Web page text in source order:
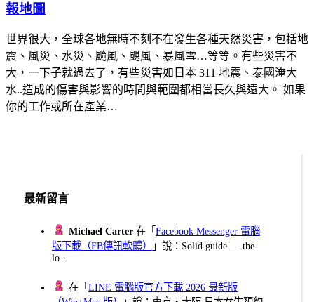
報地圖
世界很大，全球各地無時不刻不在發生各種天然災害，包括地
震、風災、水災、颱風、颶風、暴風雪…等等。有些災害不
大，一下子就過去了，有些災害如日本 311 地震、泰國淹大
水..造成的傷害與影響的時間與範圍都相當長久與遠大。 如果
你的工作或所在產業…
最新留言
Michael Carter 在「Facebook Messenger 電腦
版下載（FB傳訊軟體）
」說：Solid guide — the
lo...
在「LINE 電腦版官方下載 2026 最新版